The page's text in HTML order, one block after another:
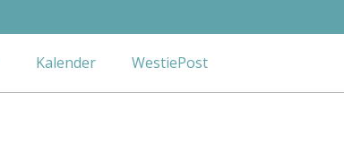
Kalender WestiePost